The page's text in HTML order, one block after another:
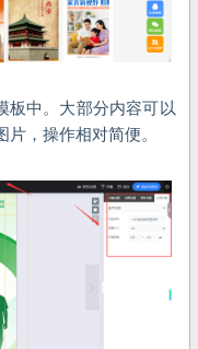
板中。大部分内容可以
，操作相对简便。